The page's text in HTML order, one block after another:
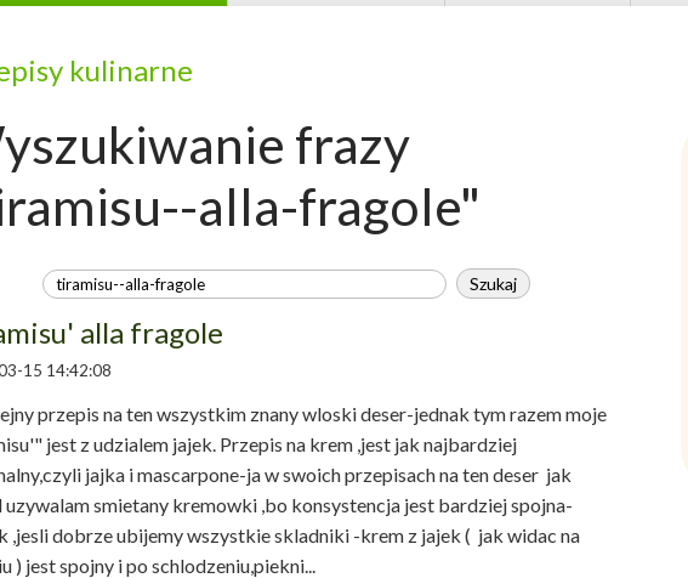
kulinarne
frazy
alla-fragole"
alla fragole
15 14:42:08
przepis na ten wszystkim znany wloski deser-jednak tym razem moje
jest z udzialem jajek. Przepis na krem ,jest jak najbardziej
jajka i mascarpone-ja w swoich przepisach na ten deser jak
uzywalam smietany kremowki ,bo konsystencja jest bardziej spojna-
,jesli dobrze ubijemy wszystkie skladniki -krem z jajek ( jak widac na
) jest spojny i po schlodzeniu,piekni...